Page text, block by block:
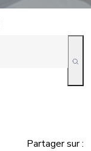
Partager sur :